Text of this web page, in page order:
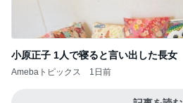
小原正子 1人で寝ると言い出した長女
Amebaトピックス 1日前